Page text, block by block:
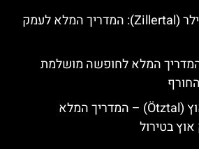
אטרקציות בעמק צילר (Zillertal): המדריך המלא לעמק
המלא לחופשה מושלמת
אטרקציות בעמק אוץ (Ötztal) – המדריך המלא
בטירול